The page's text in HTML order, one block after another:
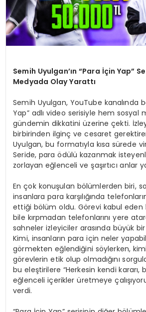
Semih Uyulgan’ın “Para İçin Yap”
Medyada Olay Yarattı
Semih Uyulgan, YouTube kanalında
Yap” adlı video serisiyle hem sosyal
gündemin dikkatini üzerine çekti.
birbirinden ilginç ve cesaret
Uyulgan, bu formatıyla kısa sürede
Seride, para ödülü kazanmak
zorlayan eğlenceli ve şaşırtıcı anlar
En çok konuşulan bölümlerden biri,
insanlara para karşılığında
ettiği bölüm oldu. Görevi kabul eden
bile kırpmadan telefonlarını yere
sahneler izleyiciler arasında büyük
Kimi, insanların para için neler
görmekten eğlendiğini söylerken,
görevlerin etik olup olmadığını
bu eleştirilere “Herkesin kendi kararı,
eğlenceli içerikler üretmeye
verdi.